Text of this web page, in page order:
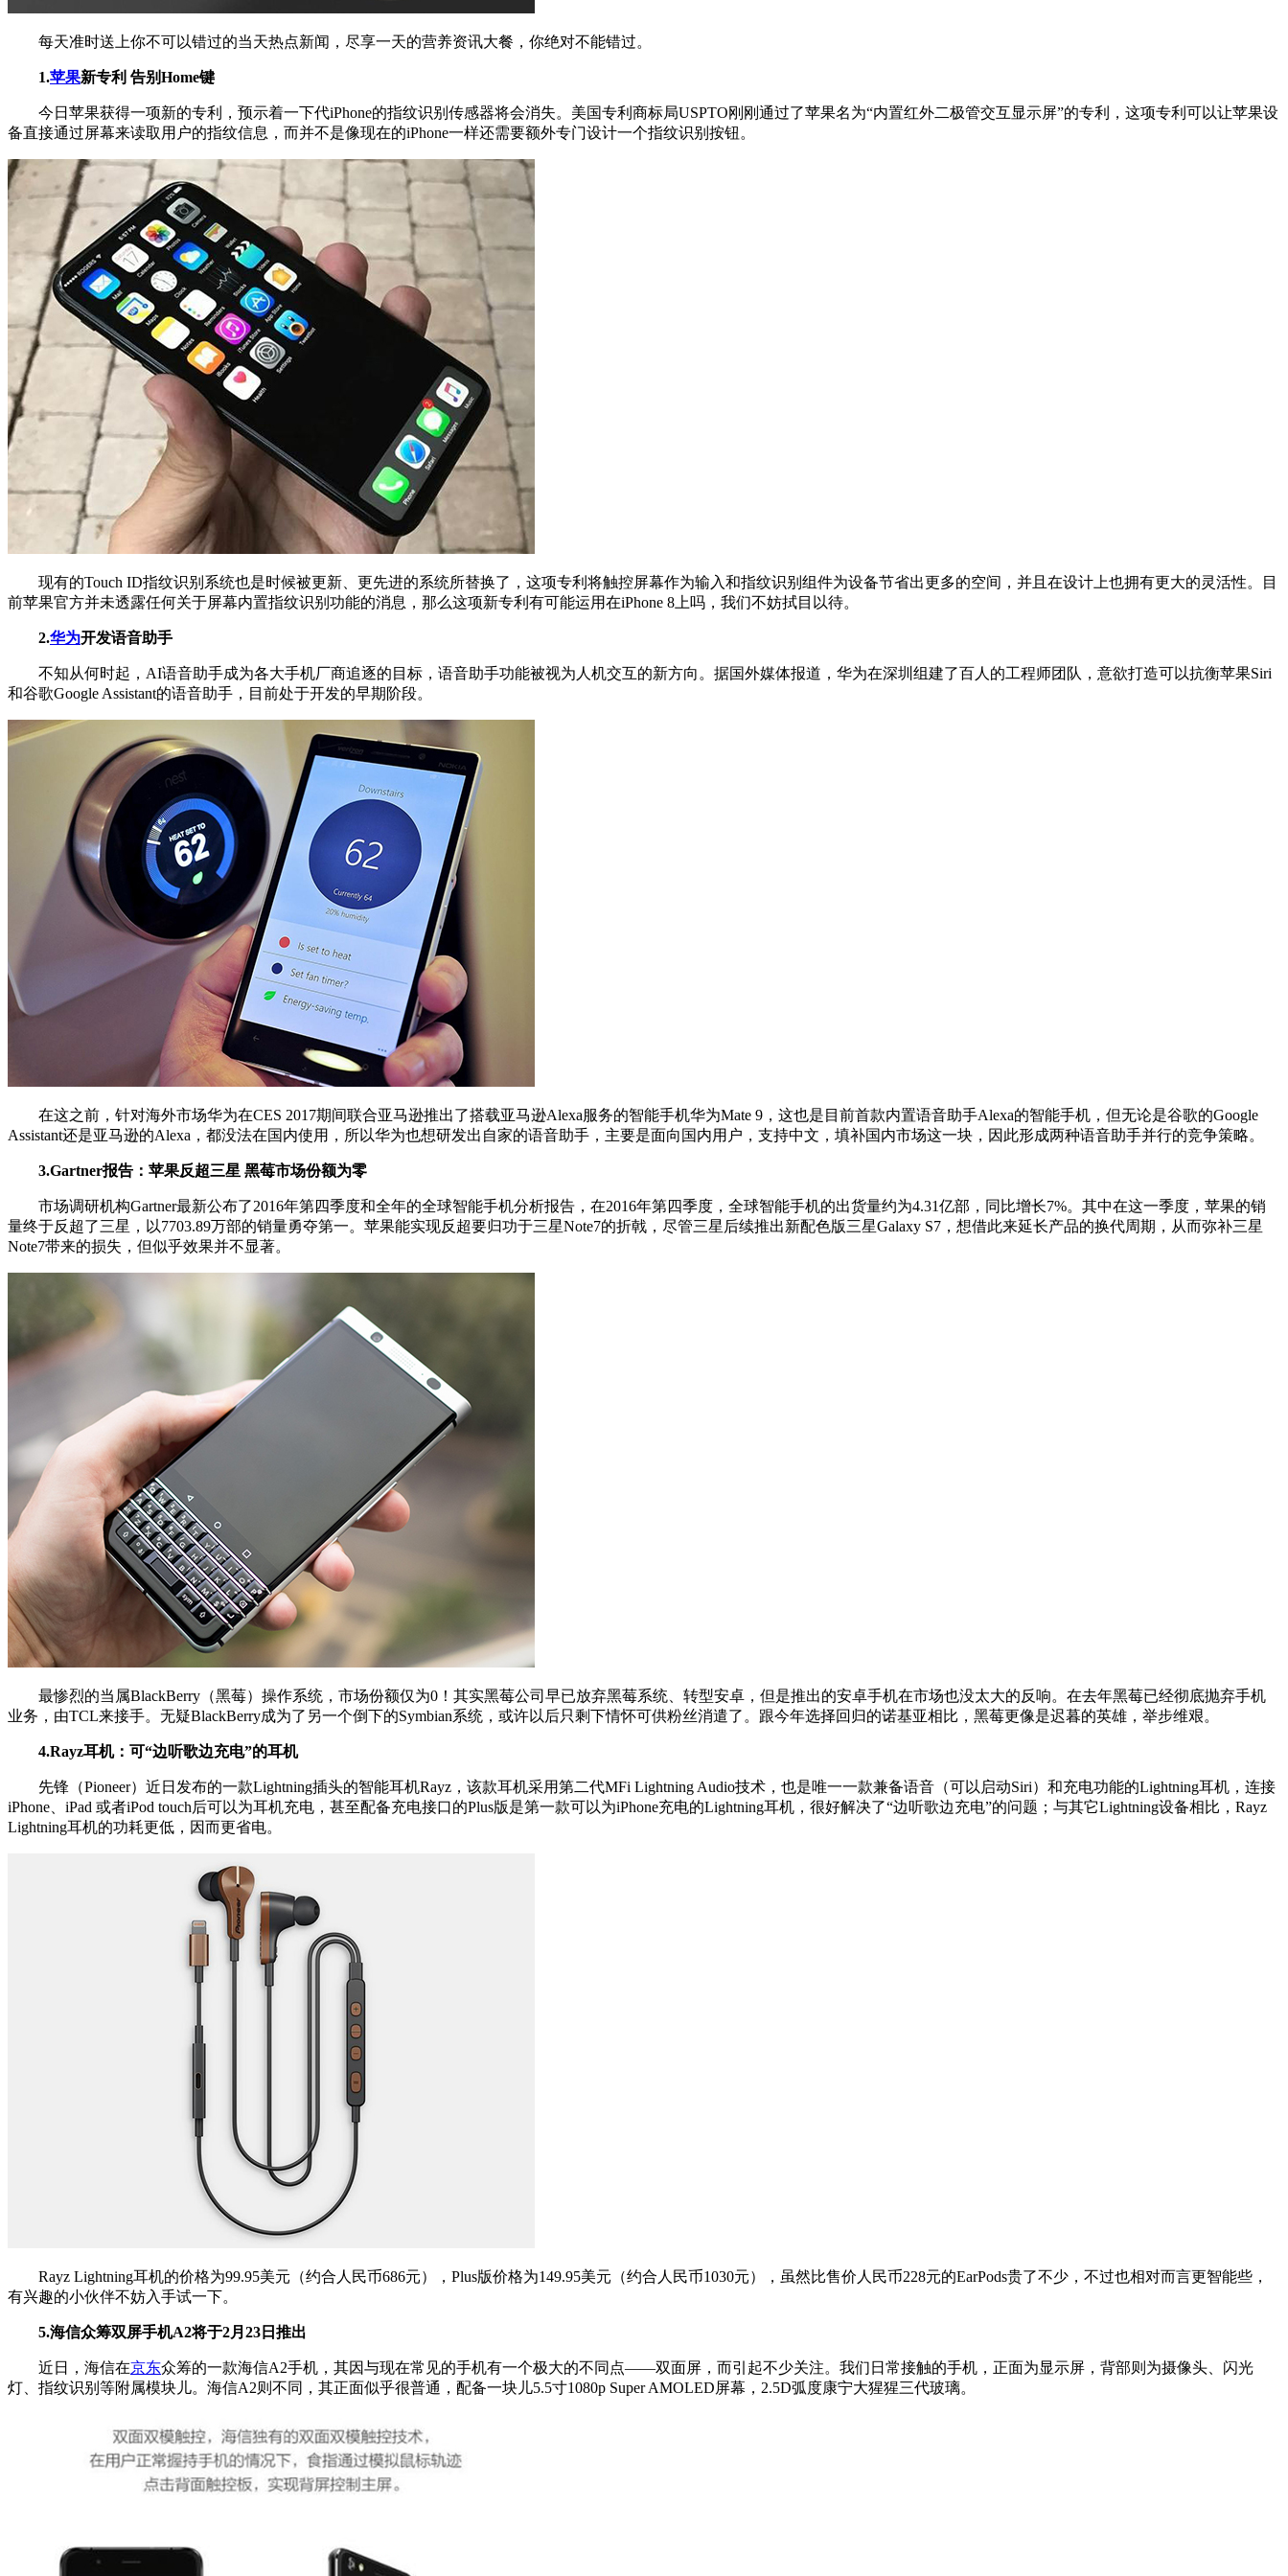
每天准时送上你不可以错过的当天热点新闻，尽享一天的营养资讯大餐，你绝对不能错过。
1.苹果新专利 告别Home键
今日苹果获得一项新的专利，预示着一下代iPhone的指纹识别传感器将会消失。美国专利商标局USPTO刚刚通过了苹果名为“内置红外二极管交互显示屏”的专利，这项专利可以让苹果设
备直接通过屏幕来读取用户的指纹信息，而并不是像现在的iPhone一样还需要额外专门设计一个指纹识别按钮。
现有的Touch ID指纹识别系统也是时候被更新、更先进的系统所替换了，这项专利将触控屏幕作为输入和指纹识别组件为设备节省出更多的空间，并且在设计上也拥有更大的灵活性。目
前苹果官方并未透露任何关于屏幕内置指纹识别功能的消息，那么这项新专利有可能运用在iPhone 8上吗，我们不妨拭目以待。
2.华为开发语音助手
不知从何时起，AI语音助手成为各大手机厂商追逐的目标，语音助手功能被视为人机交互的新方向。据国外媒体报道，华为在深圳组建了百人的工程师团队，意欲打造可以抗衡苹果Siri
和谷歌Google Assistant的语音助手，目前处于开发的早期阶段。
在这之前，针对海外市场华为在CES 2017期间联合亚马逊推出了搭载亚马逊Alexa服务的智能手机华为Mate 9，这也是目前首款内置语音助手Alexa的智能手机，但无论是谷歌的Google
Assistant还是亚马逊的Alexa，都没法在国内使用，所以华为也想研发出自家的语音助手，主要是面向国内用户，支持中文，填补国内市场这一块，因此形成两种语音助手并行的竞争策略。
3.Gartner报告：苹果反超三星 黑莓市场份额为零
市场调研机构Gartner最新公布了2016年第四季度和全年的全球智能手机分析报告，在2016年第四季度，全球智能手机的出货量约为4.31亿部，同比增长7%。其中在这一季度，苹果的销
量终于反超了三星，以7703.89万部的销量勇夺第一。苹果能实现反超要归功于三星Note7的折戟，尽管三星后续推出新配色版三星Galaxy S7，想借此来延长产品的换代周期，从而弥补三星
Note7带来的损失，但似乎效果并不显著。
最惨烈的当属BlackBerry（黑莓）操作系统，市场份额仅为0！其实黑莓公司早已放弃黑莓系统、转型安卓，但是推出的安卓手机在市场也没太大的反响。在去年黑莓已经彻底抛弃手机
业务，由TCL来接手。无疑BlackBerry成为了另一个倒下的Symbian系统，或许以后只剩下情怀可供粉丝消遣了。跟今年选择回归的诺基亚相比，黑莓更像是迟暮的英雄，举步维艰。
4.Rayz耳机：可“边听歌边充电”的耳机
先锋（Pioneer）近日发布的一款Lightning插头的智能耳机Rayz，该款耳机采用第二代MFi Lightning Audio技术，也是唯一一款兼备语音（可以启动Siri）和充电功能的Lightning耳机，连接
iPhone、iPad 或者iPod touch后可以为耳机充电，甚至配备充电接口的Plus版是第一款可以为iPhone充电的Lightning耳机，很好解决了“边听歌边充电”的问题；与其它Lightning设备相比，Rayz
Lightning耳机的功耗更低，因而更省电。
Rayz Lightning耳机的价格为99.95美元（约合人民币686元），Plus版价格为149.95美元（约合人民币1030元），虽然比售价人民币228元的EarPods贵了不少，不过也相对而言更智能些，
有兴趣的小伙伴不妨入手试一下。
5.海信众筹双屏手机A2将于2月23日推出
近日，海信在京东众筹的一款海信A2手机，其因与现在常见的手机有一个极大的不同点——双面屏，而引起不少关注。我们日常接触的手机，正面为显示屏，背部则为摄像头、闪光
灯、指纹识别等附属模块儿。海信A2则不同，其正面似乎很普通，配备一块儿5.5寸1080p Super AMOLED屏幕，2.5D弧度康宁大猩猩三代玻璃。